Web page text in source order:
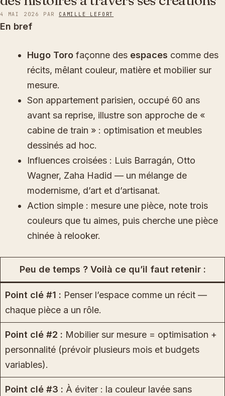
4 MAI 2026 PAR CAMILLE LEFORT
En bref
Hugo Toro façonne des espaces comme des
récits, mêlant couleur, matière et mobilier sur
mesure.
Son appartement parisien, occupé 60 ans
avant sa reprise, illustre son approche de «
cabine de train » : optimisation et meubles
dessinés ad hoc.
Influences croisées : Luis Barragán, Otto
Wagner, Zaha Hadid — un mélange de
modernisme, d’art et d’artisanat.
Action simple : mesure une pièce, note trois
couleurs que tu aimes, puis cherche une pièce
chinée à relooker.
Peu de temps ? Voilà ce qu’il faut retenir :
Point clé #1 : Penser l’espace comme un récit —
chaque pièce a un rôle.
Point clé #2 : Mobilier sur mesure = optimisation +
personnalité (prévoir plusieurs mois et budgets
variables).
Point clé #3 : À éviter : la couleur lavée sans